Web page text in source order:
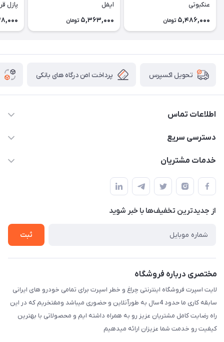
عنکبوتی
5,486,000 تومان
ایفل
5,363,000 تومان
پازل
تحویل اکسپرس پرداخت امن درگاه های بانکی
اطلاعات تماس
09012926386
دسترسی سریع
حساب کاربری
لیست محصولات
درباره ما
خدمات مشتریان
قوانین و مقررات
حریم خصوصی
راهنما
از جدید‌ترین تخفیف‌ها با‌ خبر شوید
ثبت
مختصری درباره فروشگاه
لایت اسپرت فروشگاه اینترنتی چراغ و خطر اسپرت برای تمامی خودرو های ایرانی
سابقه کاری ما حدود 4سال به طورآنلاین و حضوری میباشد ومفتخریم که در این
راه رضایت کامل مشتریان عزیز رو به همراه داشته ایم و محصولاتی با بهترین
کیفیت رو خدمت شما عزیزان ارائه میدهیم